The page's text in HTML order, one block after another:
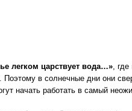
легком царствует вода…»,
Поэтому в солнечные дни они
начать работать в самый